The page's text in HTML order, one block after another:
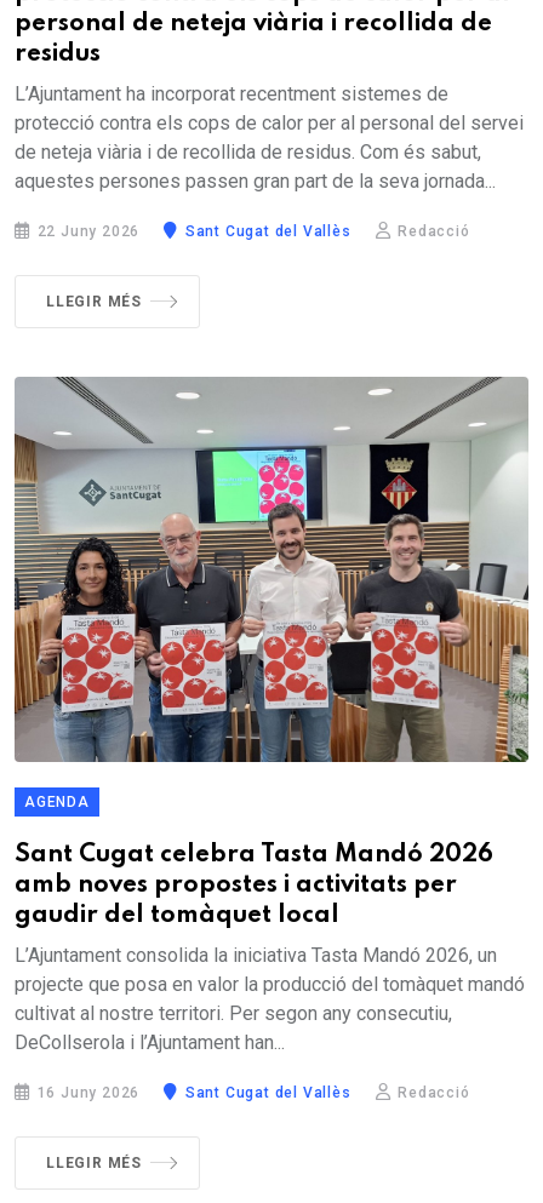
personal de neteja viària i recollida de
residus
L’Ajuntament ha incorporat recentment sistemes de
protecció contra els cops de calor per al personal del servei
de neteja viària i de recollida de residus. Com és sabut,
aquestes persones passen gran part de la seva jornada...
22 Juny 2026 Sant Cugat del Vallès Redacció
LLEGIR MÉS
AGENDA
Sant Cugat celebra Tasta Mandó 2026
amb noves propostes i activitats per
gaudir del tomàquet local
L’Ajuntament consolida la iniciativa Tasta Mandó 2026, un
projecte que posa en valor la producció del tomàquet mandó
cultivat al nostre territori. Per segon any consecutiu,
DeCollserola i l’Ajuntament han...
16 Juny 2026 Sant Cugat del Vallès Redacció
LLEGIR MÉS